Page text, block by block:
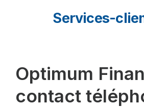
Services-
Optimum
contact